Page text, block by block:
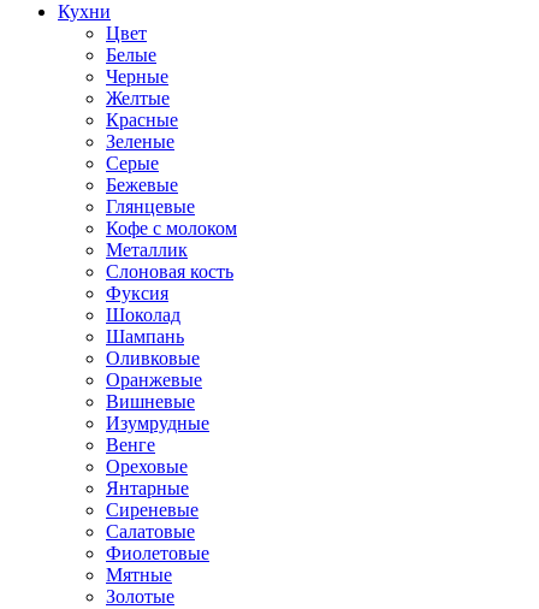
Кухни
Цвет
Белые
Черные
Желтые
Красные
Зеленые
Серые
Бежевые
Глянцевые
Кофе с молоком
Металлик
Слоновая кость
Фуксия
Шоколад
Шампань
Оливковые
Оранжевые
Вишневые
Изумрудные
Венге
Ореховые
Янтарные
Сиреневые
Салатовые
Фиолетовые
Мятные
Золотые